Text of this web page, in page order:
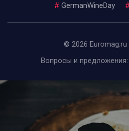
# GermanWineDay #
© 2026 Euromag.ru
Вопросы и предложения: